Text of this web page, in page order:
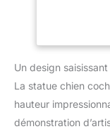
Un design
La statue chien
hauteur
démonstration